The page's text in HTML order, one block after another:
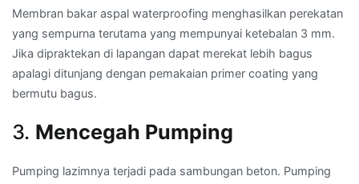
Membran bakar aspal waterproofing menghasilkan perekatan
yang sempurna terutama yang mempunyai ketebalan 3 mm.
Jika dipraktekan di lapangan dapat merekat lebih bagus
apalagi ditunjang dengan pemakaian primer coating yang
bermutu bagus.
3. Mencegah Pumping
Pumping lazimnya terjadi pada sambungan beton. Pumping